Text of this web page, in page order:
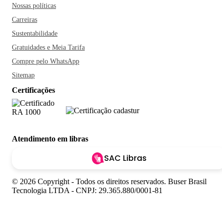
Nossas políticas
Carreiras
Sustentabilidade
Gratuidades e Meia Tarifa
Compre pelo WhatsApp
Sitemap
Certificações
Atendimento em libras
SAC Libras
© 2026 Copyright - Todos os direitos reservados. Buser Brasil
Tecnologia LTDA - CNPJ: 29.365.880/0001-81